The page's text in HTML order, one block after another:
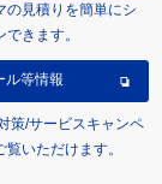
の見積りを簡単にシ
きます。
ル等情報
策/サービスキャンペ
いただけます。